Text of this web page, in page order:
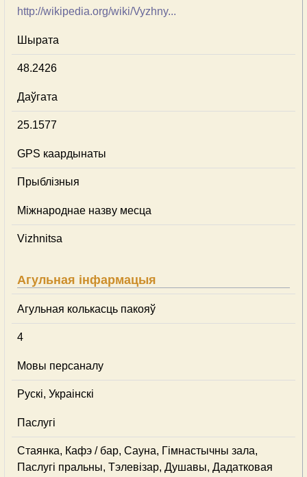
http://wikipedia.org/wiki/Vyzhny...
Шырата
48.2426
Даўгата
25.1577
GPS каардынаты
Прыблізныя
Міжнароднае назву месца
Vizhnitsa
Агульная інфармацыя
Агульная колькасць пакояў
4
Мовы персаналу
Рускі, Украінскі
Паслугі
Стаянка, Кафэ / бар, Сауна, Гімнастычны зала,
Паслугі пральны, Тэлевізар, Душавы, Дадатковая